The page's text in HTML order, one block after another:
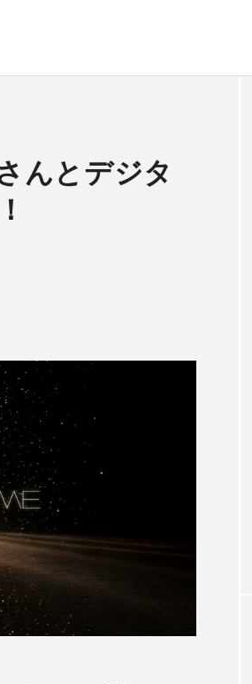
2026.07.15
アンバサダー
村拓哉さん2026CM秋冬着用モデル
1弾
んとデジタ